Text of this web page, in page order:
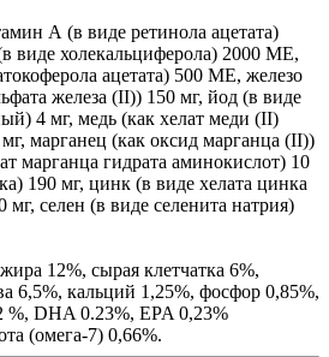
А (в виде ретинола ацетата)
виде холекальциферола) 2000 МЕ,
ацетата) 500 МЕ, железо
железа (II)) 150 мг, йод (в виде
4 мг, медь (как хелат меди (II)
марганец (как оксид марганца (II))
марганца гидрата аминокислот) 10
190 мг, цинк (в виде хелата цинка
мг, селен (в виде селенита натрия)
12%, сырая клетчатка 6%,
6,5%, кальций 1,25%, фосфор 0,85%,
%, DHA 0.23%, EPA 0,23%
(омега-7) 0,66%.